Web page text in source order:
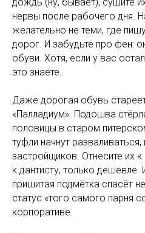
нервы после рабочего дня.
желательно не теми, где
дорог. И забудьте про фен:
обуви. Хотя, если у вас
это знаете.
Даже дорогая обувь
«Палладиум». Подошва
половицы в старом
туфли начнут
застройщиков. Отнесите их
к дантисту, только дешевле.
пришитая подмётка спасёт
статус «того самого парня
корпоративе.